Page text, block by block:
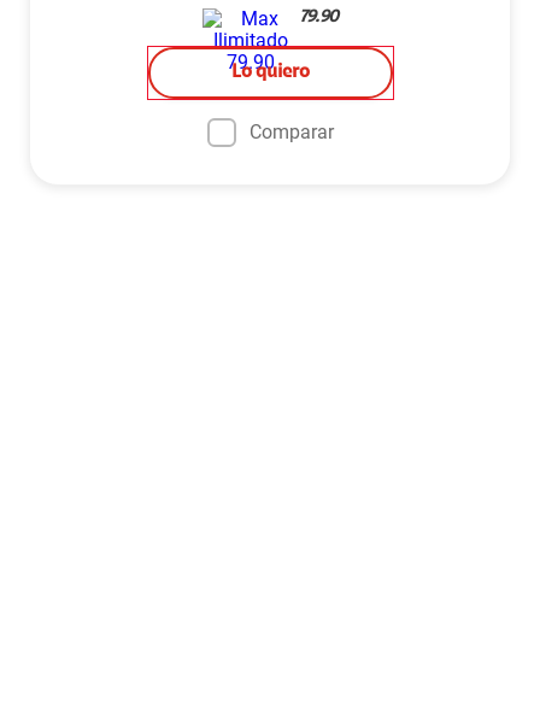
79.90
Lo quiero
Comparar